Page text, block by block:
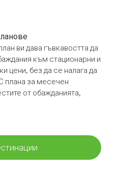
ви дава гъвкавостта да
към стационарни и
цени, без да се налага да
плана за месечен
от обажданията,